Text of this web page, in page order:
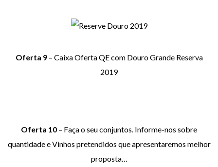
Oferta 9– Caixa Oferta QE com Douro Grande Reserva
2019
Oferta 10 – Faça o seu conjuntos. Informe-nos sobre
quantidade e Vinhos pretendidos que apresentaremos melhor
proposta…